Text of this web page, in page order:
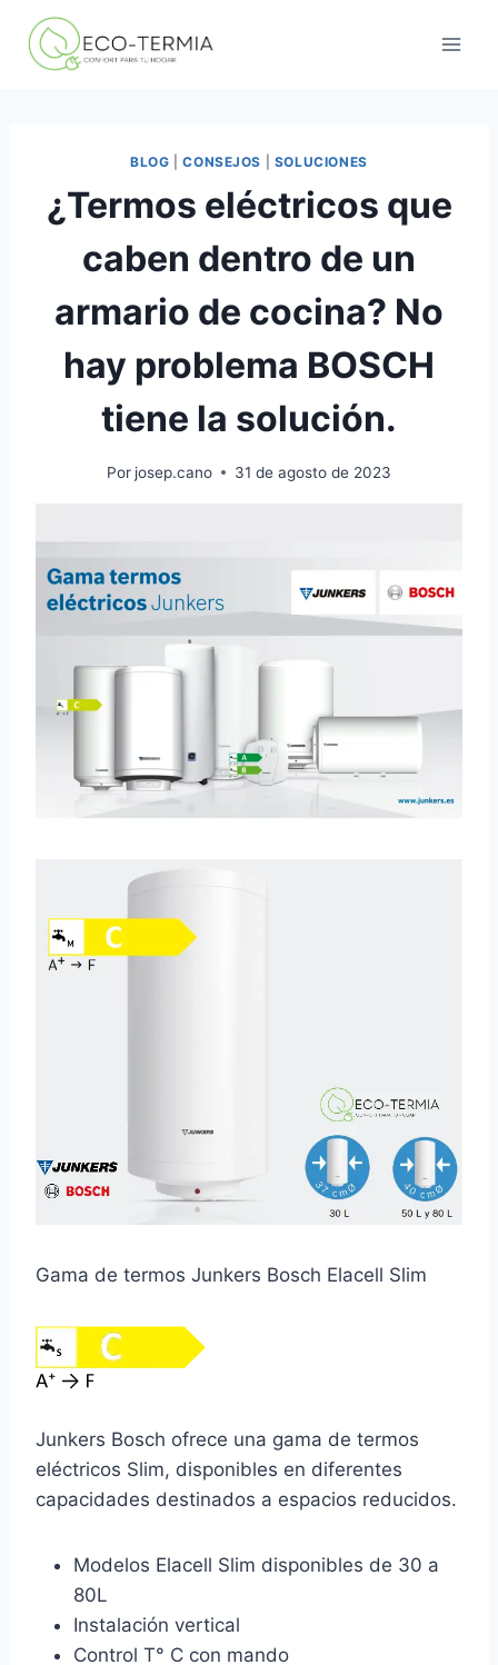
Saltar
contenido
BLOG |CONSEJOS SOLUCIONES
¿Termos eléctricos que
caben dentro de un
armario de cocina? No
hay problema BOSCH
tiene la solución.
Por josep.cano 31 de agosto de 2023
Gama de termos Junkers Bosch Elacell Slim
Junkers Bosch ofrece una gama de termos
eléctricos Slim, disponibles en diferentes
capacidades destinados a espacios reducidos.
Modelos Elacell Slim disponibles de 30 a
80L
Instalación vertical
Control T° C con mando